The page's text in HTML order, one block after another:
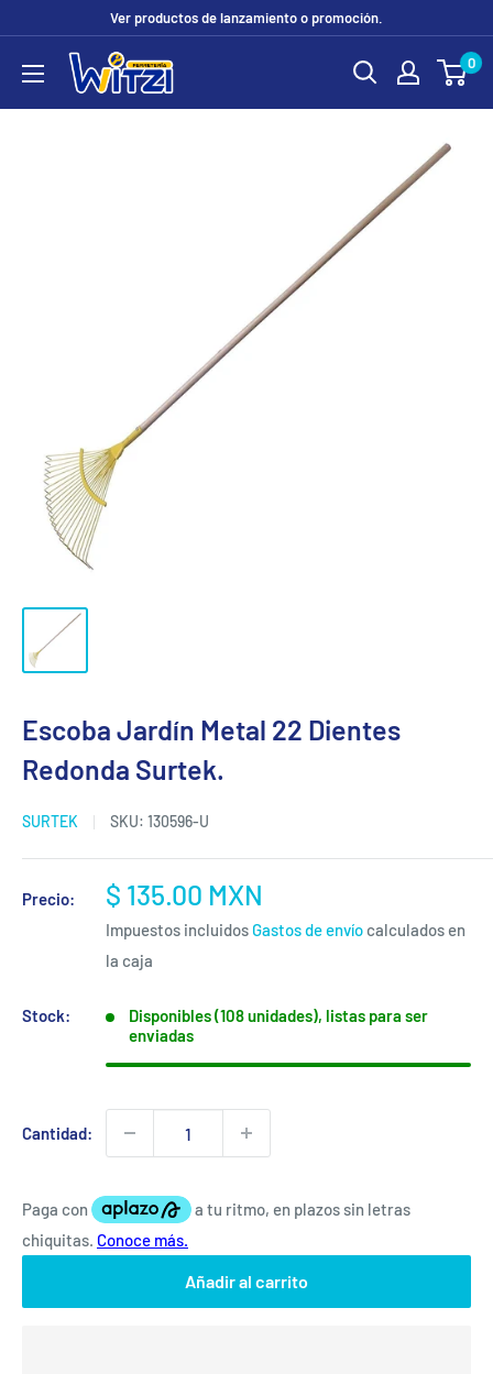
contenido
Ver productos de lanzamiento o promoción.
FERRETERÍA
WITZI
0
Escoba Jardín Metal 22 Dientes
Redonda Surtek.
SURTEK SKU: 130596-U
Precio:
Precio
de
venta
$ 135.00 MXN
Impuestos incluidos Gastos de envío calculados en
la caja
Stock:
Disponibles (108 unidades), listas para ser
enviadas
Cantidad:
Añadir al carrito